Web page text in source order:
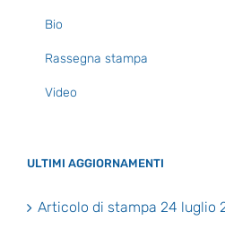
Bio
Rassegna stampa
Video
ULTIMI AGGIORNAMENTI
Articolo di stampa 24 luglio